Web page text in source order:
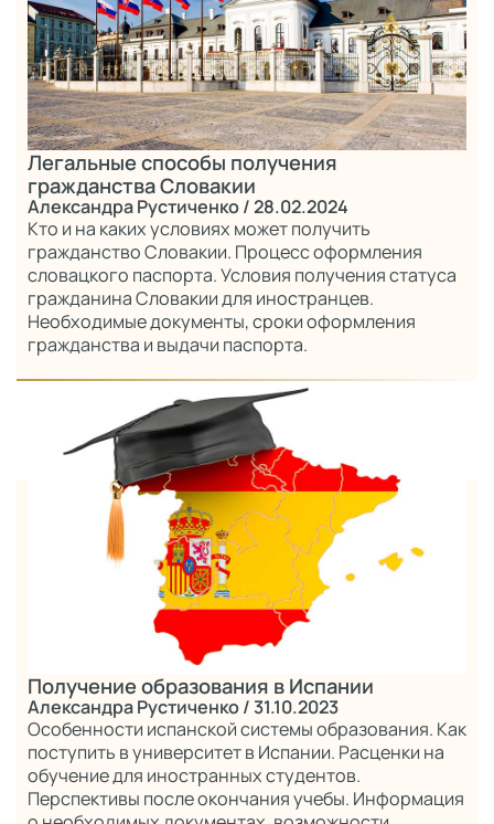
Легальные способы получения
гражданства Словакии
Александра Рустиченко/ 28.02.2024
Кто и на каких условиях может получить
гражданство Словакии. Процесс оформления
словацкого паспорта. Условия получения статуса
гражданина Словакии для иностранцев.
Необходимые документы, сроки оформления
гражданства и выдачи паспорта.
Получение образования в Испании
Александра Рустиченко/ 31.10.2023
Особенности испанской системы образования. Как
поступить в университет в Испании. Расценки на
обучение для иностранных студентов.
Перспективы после окончания учебы. Информация